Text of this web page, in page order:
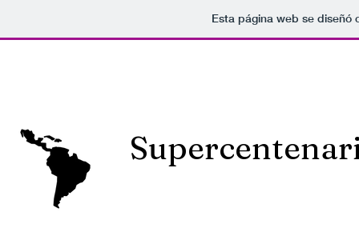
Esta página web se diseñó